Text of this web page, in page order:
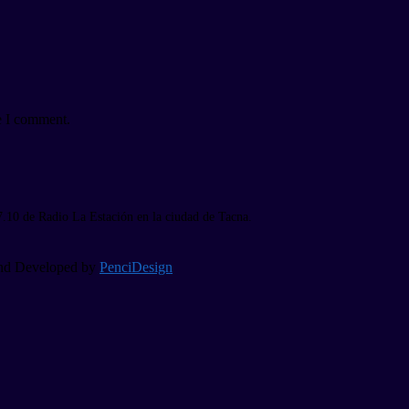
I comment.
de Radio La Estación en la ciudad de Tacna.
Developed by PenciDesign